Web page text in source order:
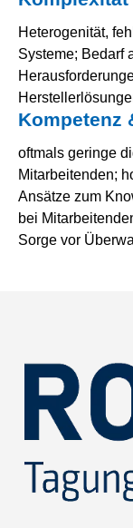
Heterogenität,
Systeme; Bedarf
Kompetenz
oftmals geringe
Mitarbeitenden;
Ansätze zum
bei
Sorge vor